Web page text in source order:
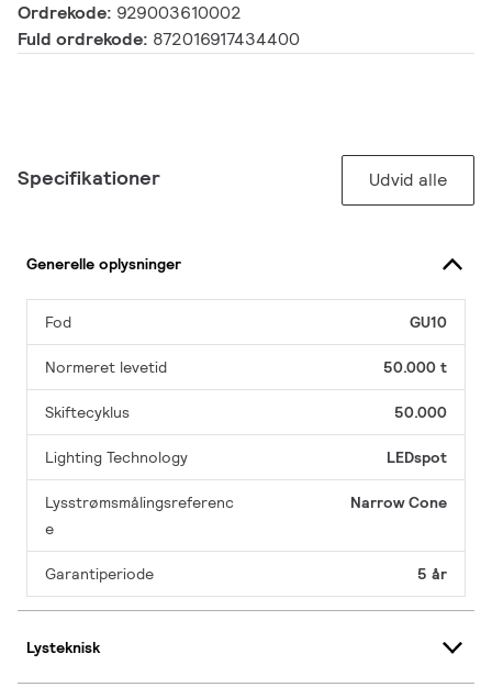
Ordrekode: 929003610002
Fuld ordrekode: 872016917434400
Specifikationer Udvid alle
Generelle oplysninger
Fod GU10
Normeret levetid 50.000 t
Skiftecyklus 50.000
Lighting Technology LEDspot
Lysstrømsmålingsreferenc
e
Narrow Cone
Garantiperiode 5 år
Lysteknisk